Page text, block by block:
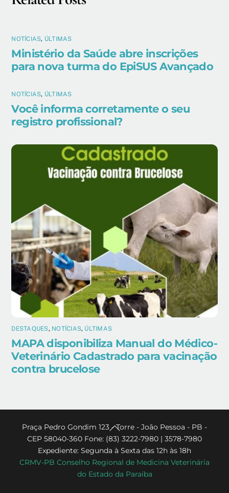
NOTÍCIAS, ÚLTIMAS
Ministério da Saúde abre inscrições
para nova turma do EpiSUS Avançado
NOTÍCIAS, ÚLTIMAS
Você informa corretamente o seu
registro profissional?
DESTAQUES, NOTÍCIAS, ÚLTIMAS
MAPA disponibiliza Manual do Médico-
Veterinário Cadastrado para vacinação
contra brucelose
Back
To
Top
Praça Pedro Gondim 123 - Torre - João Pessoa - PB -
CEP 58040-360 Fone: (83) 3222-7980 | 3578-7980
Expediente: Segunda à Sexta das 12h às 18h
CRMV-PB Conselho Regional de Medicina Veterinária
do Estado da Paraíba